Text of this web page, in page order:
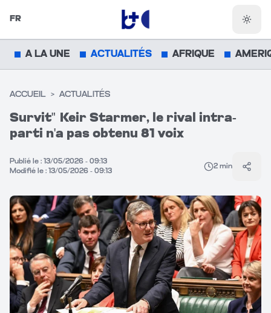
FR
A LA UNE ACTUALITÉS AFRIQUE
ACCUEIL > ACTUALITÉS
Survit" Keir Starmer, le rival intra-
parti n'a pas obtenu 81 voix
Publié le : 13/05/2026 - 09:13
Modifié le : 13/05/2026 - 09:13
2 min